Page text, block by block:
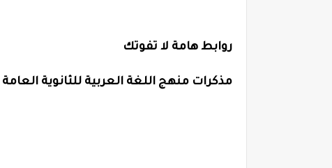
روابط هامة لا تفوتك
مذكرات منهج اللغة العربية للثانوية العامة